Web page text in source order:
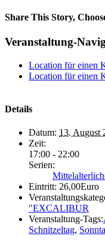
Share This Story,
Veranstaltung-
Location für einen
Location für einen
Details
Datum: 13. August
Zeit:
17:00 - 22:00
Serien:
Eintritt: 26,00Euro
"EXCALIBUR
Veranstaltung-Tags:
Schnitzeltag,